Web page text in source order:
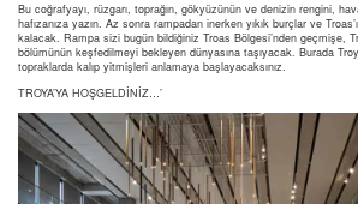
Bu coğrafyayı, rüzgarı, toprağın, gökyüzünün ve denizin rengini,
hafızanıza yazın. Az sonra rampadan inerken yıkık burçlar ve
kalacak. Rampa sizi bugün bildiğiniz Troas Bölgesi’nden geçmişe,
bölümünün keşfedilmeyi bekleyen dünyasına taşıyacak. Burada
topraklarda kalıp yitmişleri anlamaya başlayacaksınız.
TROYA’YA HOŞGELDİNİZ…’